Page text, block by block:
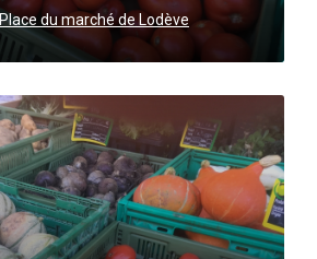
Place du marché de Lodève